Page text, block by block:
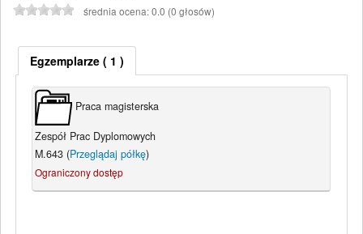
średnia ocena: 0.0 (0 głosów)
Egzemplarze( 1 )
Praca magisterska
Zespół Prac Dyplomowych
M.643 (Przeglądaj półkę)
Ograniczony dostęp